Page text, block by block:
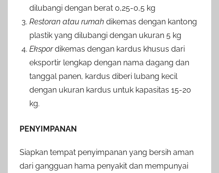
dilubangi dengan berat 0,25-0,5 kg
Restoran atau rumah dikemas dengan kantong
plastik yang dilubangi dengan ukuran 5 kg
Ekspordikemas dengan kardus khusus dari
eksportir lengkap dengan nama dagang dan
tanggal panen, kardus diberi lubang kecil
dengan ukuran kardus untuk kapasitas 15-20
kg.
PENYIMPANAN
Siapkan tempat penyimpanan yang bersih aman
dari gangguan hama penyakit dan mempunyai